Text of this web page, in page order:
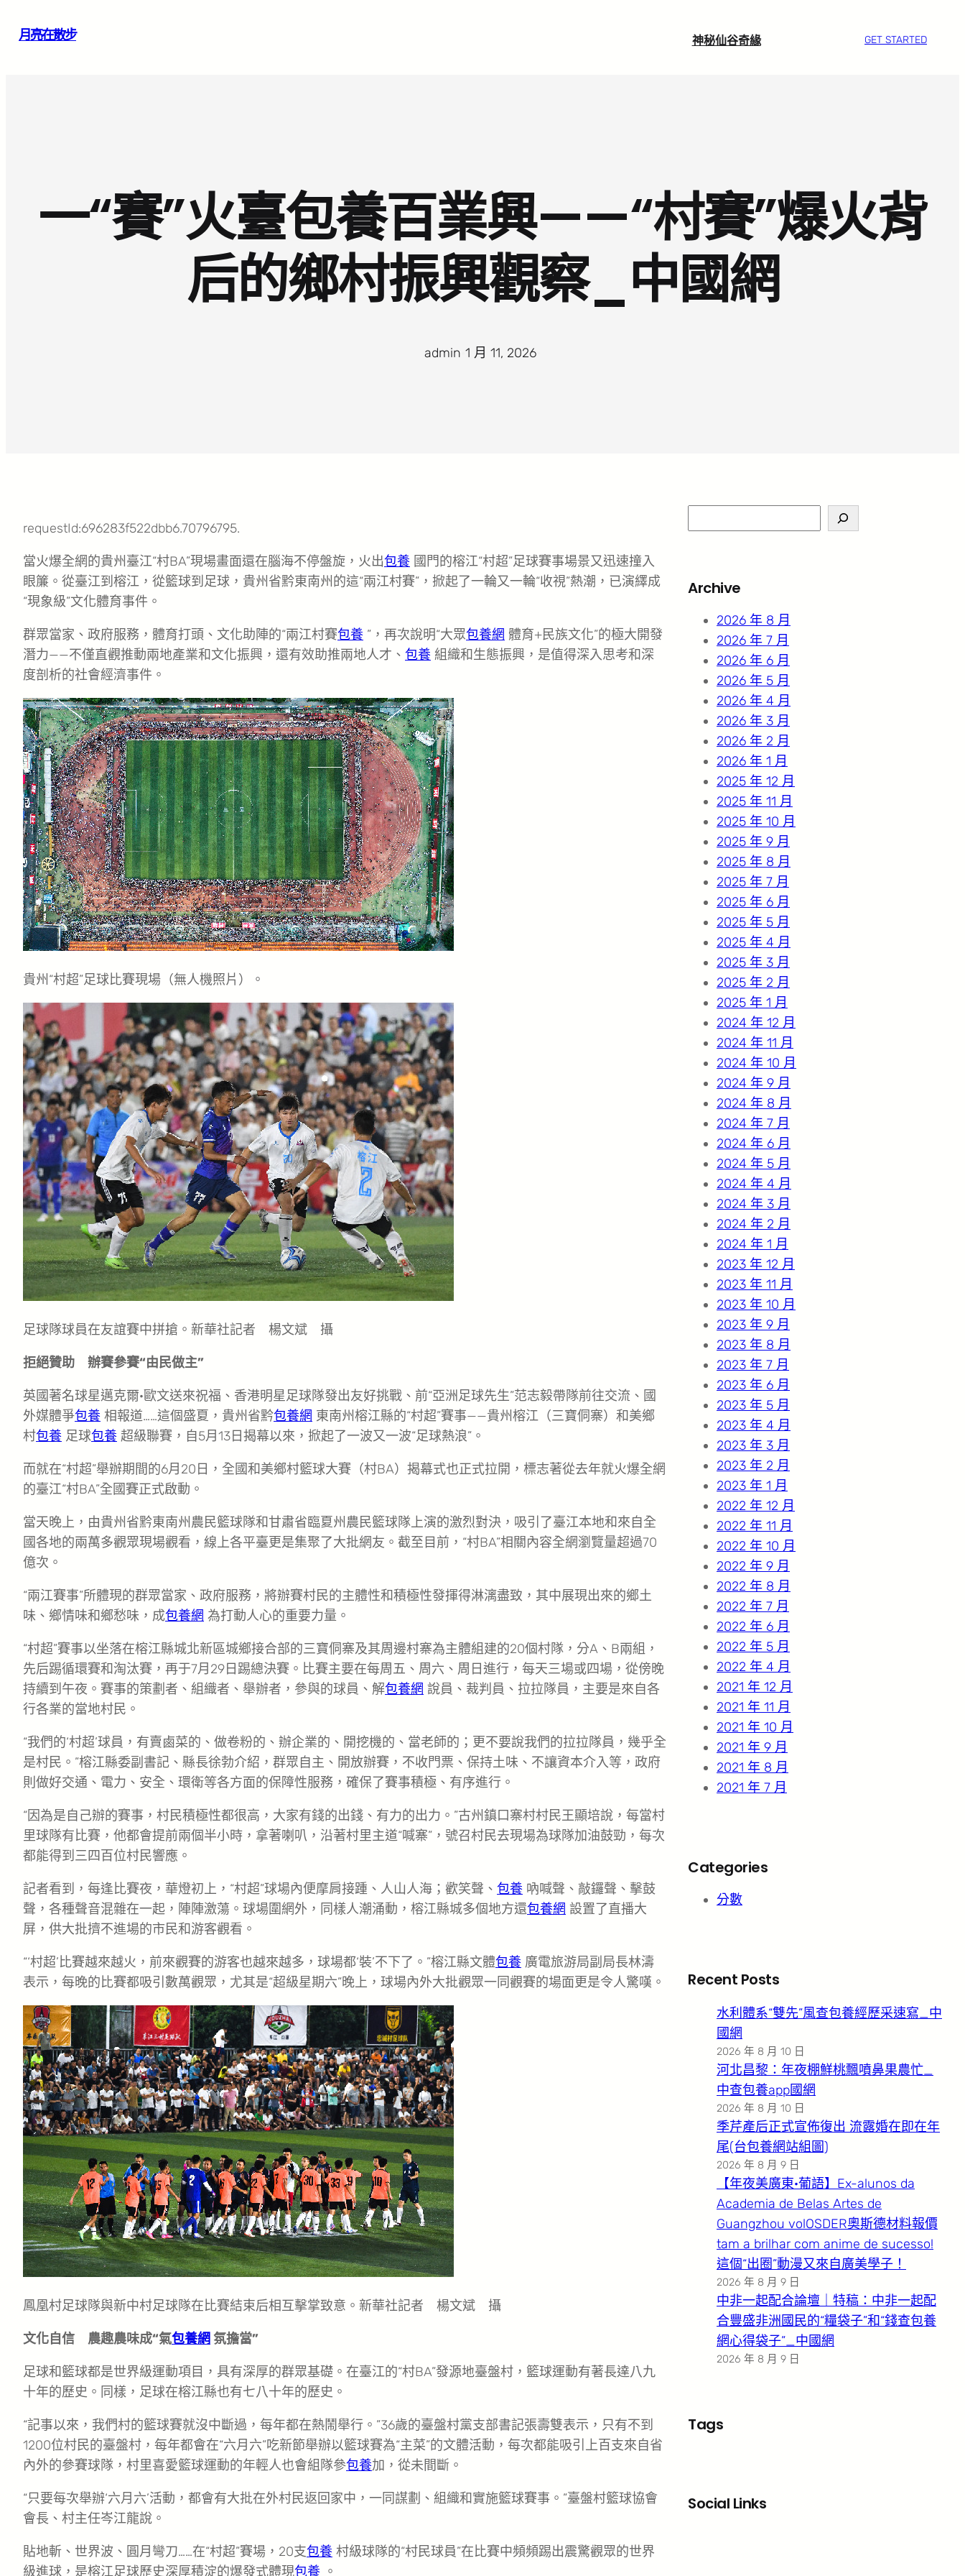
月亮在散步 神秘仙谷奇緣 GET STARTED
一“賽”火臺包養百業興——“村賽”爆火背
后的鄉村振興觀察_中國網
admin 1 月 11, 2026
requestId:696283f522dbb6.70796795.
當火爆全網的貴州臺江“村BA”現場畫面還在腦海不停盤旋，火出包養 國門的榕江“村超”足球賽事場景又迅速撞入
眼簾。從臺江到榕江，從籃球到足球，貴州省黔東南州的這“兩江村賽”，掀起了一輪又一輪“收視”熱潮，已演繹成
“現象級”文化體育事件。
群眾當家、政府服務，體育打頭、文化助陣的“兩江村賽包養 ”，再次說明“大眾包養網 體育+民族文化”的極大開發
潛力——不僅直觀推動兩地產業和文化振興，還有效助推兩地人才、 包養 組織和生態振興，是值得深入思考和深
度剖析的社會經濟事件。
貴州“村超”足球比賽現場（無人機照片）。
足球隊球員在友誼賽中拼搶。新華社記者 楊文斌 攝
拒絕贊助 辦賽參賽“由民做主”
英國著名球星邁克爾·歐文送來祝福、香港明星足球隊發出友好挑戰、前“亞洲足球先生”范志毅帶隊前往交流、國
外媒體爭包養 相報道……這個盛夏，貴州省黔包養網 東南州榕江縣的“村超”賽事——貴州榕江（三寶侗寨）和美鄉
村包養 足球包養 超級聯賽，自5月13日揭幕以來，掀起了一波又一波“足球熱浪”。
而就在“村超”舉辦期間的6月20日，全國和美鄉村籃球大賽（村BA）揭幕式也正式拉開，標志著從去年就火爆全網
的臺江“村BA”全國賽正式啟動。
當天晚上，由貴州省黔東南州農民籃球隊和甘肅省臨夏州農民籃球隊上演的激烈對決，吸引了臺江本地和來自全
國各地的兩萬多觀眾現場觀看，線上各平臺更是集聚了大批網友。截至目前，“村BA”相關內容全網瀏覽量超過70
億次。
“兩江賽事”所體現的群眾當家、政府服務，將辦賽村民的主體性和積極性發揮得淋漓盡致，其中展現出來的鄉土
味、鄉情味和鄉愁味，成包養網 為打動人心的重要力量。
“村超”賽事以坐落在榕江縣城北新區城鄉接合部的三寶侗寨及其周邊村寨為主體組建的20個村隊，分A、B兩組，
先后踢循環賽和淘汰賽，再于7月29日踢總決賽。比賽主要在每周五、周六、周日進行，每天三場或四場，從傍晚
持續到午夜。賽事的策劃者、組織者、舉辦者，參與的球員、解包養網 說員、裁判員、拉拉隊員，主要是來自各
行各業的當地村民。
“我們的‘村超’球員，有賣鹵菜的、做卷粉的、辦企業的、開挖機的、當老師的；更不要說我們的拉拉隊員，幾乎全
是村民。”榕江縣委副書記、縣長徐勃介紹，群眾自主、開放辦賽，不收門票、保持土味、不讓資本介入等，政府
則做好交通、電力、安全、環衛等各方面的保障性服務，確保了賽事積極、有序進行。
“因為是自己辦的賽事，村民積極性都很高，大家有錢的出錢、有力的出力。”古州鎮口寨村村民王顯培說，每當村
里球隊有比賽，他都會提前兩個半小時，拿著喇叭，沿著村里主道“喊寨”，號召村民去現場為球隊加油鼓勁，每次
都能得到三四百位村民響應。
記者看到，每逢比賽夜，華燈初上，“村超”球場內便摩肩接踵、人山人海；歡笑聲、 包養 吶喊聲、敲鑼聲、擊鼓
聲，各種聲音混雜在一起，陣陣激蕩。球場圍網外，同樣人潮涌動，榕江縣城多個地方還包養網 設置了直播大
屏，供大批擠不進場的市民和游客觀看。
“‘村超’比賽越來越火，前來觀賽的游客也越來越多，球場都‘裝’不下了。”榕江縣文體包養 廣電旅游局副局長林濤
表示，每晚的比賽都吸引數萬觀眾，尤其是“超級星期六”晚上，球場內外大批觀眾一同觀賽的場面更是令人驚嘆。
鳳凰村足球隊與新中村足球隊在比賽結束后相互擊掌致意。新華社記者 楊文斌 攝
文化自信 農趣農味成“氣包養網 氛擔當”
足球和籃球都是世界級運動項目，具有深厚的群眾基礎。在臺江的“村BA”發源地臺盤村，籃球運動有著長達八九
十年的歷史。同樣，足球在榕江縣也有七八十年的歷史。
“記事以來，我們村的籃球賽就沒中斷過，每年都在熱鬧舉行。”36歲的臺盤村黨支部書記張壽雙表示，只有不到
1200位村民的臺盤村，每年都會在“六月六”吃新節舉辦以籃球賽為“主菜”的文體活動，每次都能吸引上百支來自省
內外的參賽球隊，村里喜愛籃球運動的年輕人也會組隊參包養加，從未間斷。
“只要每次舉辦‘六月六’活動，都會有大批在外村民返回家中，一同謀劃、組織和實施籃球賽事。”臺盤村籃球協會
會長、村主任岑江龍說。
貼地斬、世界波、圓月彎刀……在“村超”賽場，20支包養 村級球隊的“村民球員”在比賽中頻頻踢出震驚觀眾的世界
級進球，是榕江足球歷史深厚積淀的爆發式體現包養 。
e
c
Archive
2026 年 8 月
2026 年 7 月
2026 年 6 月
2026 年 5 月
2026 年 4 月
2026 年 3 月
2026 年 2 月
2026 年 1 月
2025 年 12 月
2025 年 11 月
2025 年 10 月
2025 年 9 月
2025 年 8 月
2025 年 7 月
2025 年 6 月
2025 年 5 月
2025 年 4 月
2025 年 3 月
2025 年 2 月
2025 年 1 月
2024 年 12 月
2024 年 11 月
2024 年 10 月
2024 年 9 月
2024 年 8 月
2024 年 7 月
2024 年 6 月
2024 年 5 月
2024 年 4 月
2024 年 3 月
2024 年 2 月
2024 年 1 月
2023 年 12 月
2023 年 11 月
2023 年 10 月
2023 年 9 月
2023 年 8 月
2023 年 7 月
2023 年 6 月
2023 年 5 月
2023 年 4 月
2023 年 3 月
2023 年 2 月
2023 年 1 月
2022 年 12 月
2022 年 11 月
2022 年 10 月
2022 年 9 月
2022 年 8 月
2022 年 7 月
2022 年 6 月
2022 年 5 月
2022 年 4 月
2021 年 12 月
2021 年 11 月
2021 年 10 月
2021 年 9 月
2021 年 8 月
2021 年 7 月
Categories
分數
Recent Posts
水利體系“雙先”風查包養經歷采速寫_中
國網
2026 年 8 月 10 日
河北昌黎：年夜棚鮮桃飄噴鼻果農忙_
中查包養app國網
2026 年 8 月 10 日
季芹產后正式宣佈復出 流露婚在即在年
尾(台包養網站組圖)
2026 年 8 月 9 日
【年夜美廣東·葡語】Ex-alunos da
Academia de Belas Artes de
Guangzhou volOSDER奧斯德材料報價
tam a brilhar com anime de sucesso!
這個“出圈”動漫又來自廣美學子！
2026 年 8 月 9 日
中非一起配合論壇｜特稿：中非一起配
合豐盛非洲國民的“糧袋子”和“錢查包養
網心得袋子”_中國網
2026 年 8 月 9 日
Tags
Social Links